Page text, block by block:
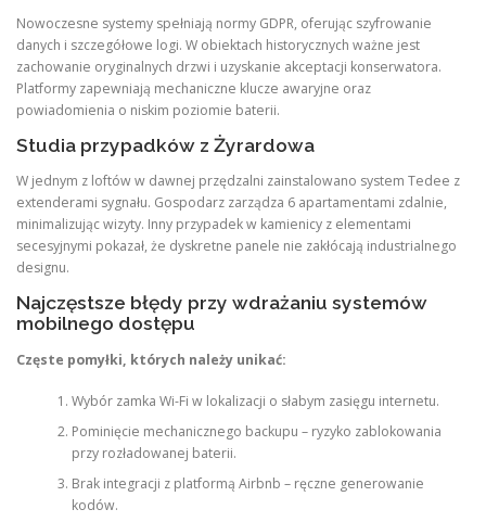
Nowoczesne systemy spełniają normy GDPR, oferując szyfrowanie
danych i szczegółowe logi. W obiektach historycznych ważne jest
zachowanie oryginalnych drzwi i uzyskanie akceptacji konserwatora.
Platformy zapewniają mechaniczne klucze awaryjne oraz
powiadomienia o niskim poziomie baterii.
Studia przypadków z Żyrardowa
W jednym z loftów w dawnej przędzalni zainstalowano system Tedee z
extenderami sygnału. Gospodarz zarządza 6 apartamentami zdalnie,
minimalizując wizyty. Inny przypadek w kamienicy z elementami
secesyjnymi pokazał, że dyskretne panele nie zakłócają industrialnego
designu.
Najczęstsze błędy przy wdrażaniu systemów
mobilnego dostępu
Częste pomyłki, których należy unikać:
Wybór zamka Wi-Fi w lokalizacji o słabym zasięgu internetu.
Pominięcie mechanicznego backupu – ryzyko zablokowania
przy rozładowanej baterii.
Brak integracji z platformą Airbnb – ręczne generowanie
kodów.